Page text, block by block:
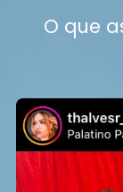
O que